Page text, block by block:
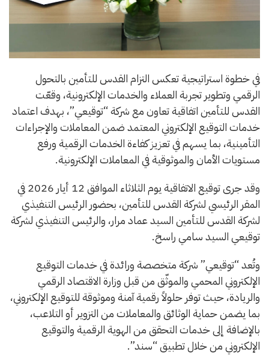
في خطوة استراتيجية تعكس التزام القدس للتأمين بالتحول
الرقمي وتطوير تجربة العملاء والخدمات الإلكترونية، وقعّت
القدس للتأمين اتفاقية تعاون مع شركة “توقيعي”، بهدف اعتماد
خدمات التوقيع الإلكتروني المعتمد ضمن المعاملات والإجراءات
التأمينية، بما يسهم في تعزيز كفاءة الخدمات الرقمية ورفع
مستويات الأمان والموثوقية في المعاملات الإلكترونية.
وقد جرى توقيع الاتفاقية يوم الثلاثاء الموافق 12 أيار 2026 في
المقر الرئيسي لشركة القدس للتأمين، بحضور الرئيس التنفيذي
لشركة القدس للتأمين السيد عماد مرار، والرئيس التنفيذي لشركة
توقيعي السيد سامي راسخ.
وتُعد “توقيعي” شركة متخصصة ورائدة في خدمات التوقيع
الإلكتروني المحمي والموثّق من قبل وزارة الاقتصاد الرقمي
والريادة، حيث توفر حلولاً رقمية آمنة وموثوقة للتوقيع الإلكتروني،
بما يضمن حماية الوثائق والمعاملات من التزوير أو التلاعب،
بالإضافة إلى خدمات التحقق من الهوية الرقمية والتوقيع
الإلكتروني من خلال تطبيق “سند”.